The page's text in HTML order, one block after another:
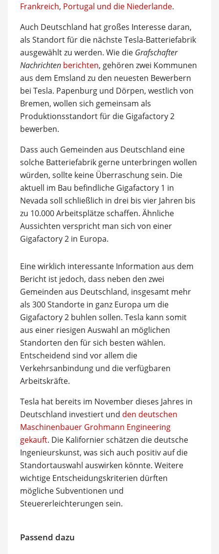
Frankreich, Portugal und die Niederlande.
Auch Deutschland hat großes Interesse daran,
als Standort für die nächste Tesla-Batteriefabrik
ausgewählt zu werden. Wie die Grafschafter
Nachrichten berichten, gehören zwei Kommunen
aus dem Emsland zu den neuesten Bewerbern
bei Tesla. Papenburg und Dörpen, westlich von
Bremen, wollen sich gemeinsam als
Produktionsstandort für die Gigafactory 2
bewerben.
Dass auch Gemeinden aus Deutschland eine
solche Batteriefabrik gerne unterbringen wollen
würden, sollte keine Überraschung sein. Die
aktuell im Bau befindliche Gigafactory 1 in
Nevada soll schließlich in drei bis vier Jahren bis
zu 10.000 Arbeitsplätze schaffen. Ähnliche
Aussichten verspricht man sich von einer
Gigafactory 2 in Europa.
Eine wirklich interessante Information aus dem
Bericht ist jedoch, dass neben den zwei
Gemeinden aus Deutschland, insgesamt mehr
als 300 Standorte in ganz Europa um die
Gigafactory 2 buhlen sollen. Tesla kann somit
aus einer riesigen Auswahl an möglichen
Standorten den für sich besten wählen.
Entscheidend sind vor allem die
Verkehrsanbindung und die verfügbaren
Arbeitskräfte.
Tesla hat bereits im November dieses Jahres in
Deutschland investiert und den deutschen
Maschinenbauer Grohmann Engineering
gekauft. Die Kalifornier schätzen die deutsche
Ingenieurskunst, was sich auch positiv auf die
Standortauswahl auswirken könnte. Weitere
wichtige Entscheidungskriterien dürften
mögliche Subventionen und
Steuererleichterungen sein.
Passend dazu